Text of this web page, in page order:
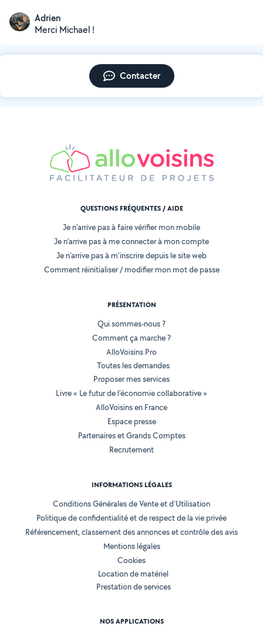
Adrien
Merci Michael !
Contacter
QUESTIONS FRÉQUENTES / AIDE
Je n'arrive pas à faire vérifier mon mobile
Je n'arrive pas à me connecter à mon compte
Je n'arrive pas à m'inscrire depuis le site web
Comment réinitialiser / modifier mon mot de passe
PRÉSENTATION
Qui sommes-nous ?
Comment ça marche ?
AlloVoisins Pro
Toutes les demandes
Proposer mes services
Livre « Le futur de l'économie collaborative »
AlloVoisins en France
Espace presse
Partenaires et Grands Comptes
Recrutement
INFORMATIONS LÉGALES
Conditions Générales de Vente et d'Utilisation
Politique de confidentialité et de respect de la vie privée
Référencement, classement des annonces et contrôle des avis
Mentions légales
Cookies
Location de matériel
Prestation de services
NOS APPLICATIONS